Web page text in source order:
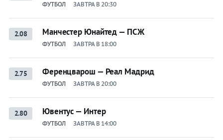
ФУТБОЛ ЗАВТРА В 20:30
2.08 Манчестер Юнайтед — ПСЖ
ФУТБОЛ ЗАВТРА В 18:00
2.75 Ференцварош — Реал Мадрид
ФУТБОЛ ЗАВТРА В 20:00
2.80 Ювентус — Интер
ФУТБОЛ ЗАВТРА В 14:00